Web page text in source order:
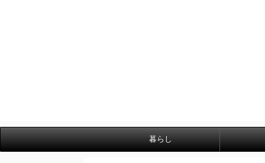
暮らし